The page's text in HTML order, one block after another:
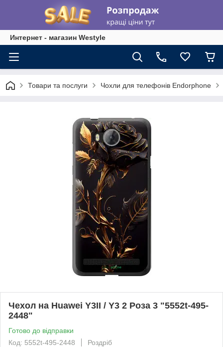
Интернет - магазин Westyle
Товари та послуги Чохли для телефонів Endorphone
Чехол на Huawei Y3II / Y3 2 Роза 3 "5552t-495-
2448"
Готово до відправки
Код: 5552t-495-2448
Роздріб